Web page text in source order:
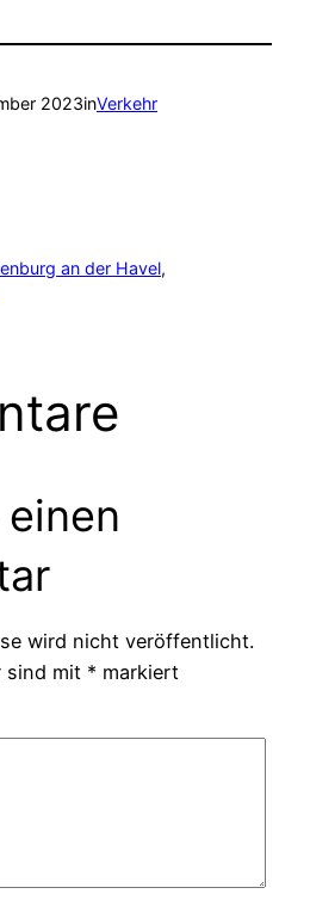
2023inVerkehr
an der Havel
wird nicht veröffentlicht.
sind mit * markiert